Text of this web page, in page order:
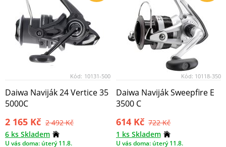
Kód: 10131-500
Daiwa Naviják 24 Vertice 35
5000C
2 165 Kč 2 492 Kč
6 ks Skladem
U vás doma: úterý 11.8.
Kód: 10118-350
Daiwa Naviják Sweepfire E
3500 C
614 Kč 722 Kč
1 ks Skladem
U vás doma: úterý 11.8.